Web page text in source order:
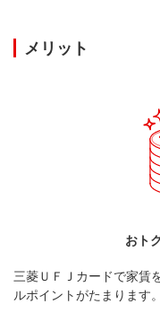
メリット
おト
三菱ＵＦＪカードで家賃
ルポイントがたまります。